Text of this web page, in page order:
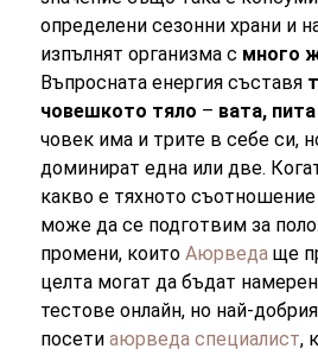
определени сезонни храни и
изпълнят организма с много
Въпросната енергия съставя
човешкото тяло – вата,
човек има и трите в себе си,
доминират една или две.
какво е тяхното
може да се подготвим за
промени, коитоАюрведа ще
целта могат да бъдат
тестове онлайн, но най-
посетиаюрведа специалист,